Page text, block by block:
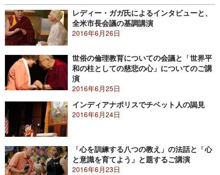
レディー・ガガ氏によるインタビューと、
全米市長会議の基調講演
2016年6月26日
世俗の倫理教育についての会議と「世界平
和の柱としての慈悲の心」についてのご講
演
2016年6月25日
インディアナポリスでチベット人の謁見
2016年6月24日
「心を訓練する八つの教え」の法話と「心
と意識を育てよう」と題するご講演
2016年6月23日